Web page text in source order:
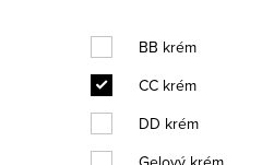
BB krém
CC krém
DD krém